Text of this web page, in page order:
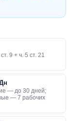
9 + ч. 5 ст. 21
— до 30 дней;
— 7 рабочих